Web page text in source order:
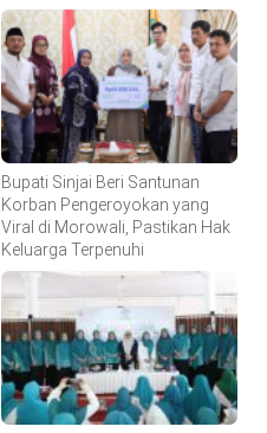
Bupati Sinjai Beri Santunan
Korban Pengeroyokan yang
Viral di Morowali, Pastikan Hak
Keluarga Terpenuhi